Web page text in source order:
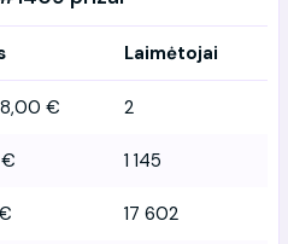
Laimėtojai
€ 2
1 145
17 602